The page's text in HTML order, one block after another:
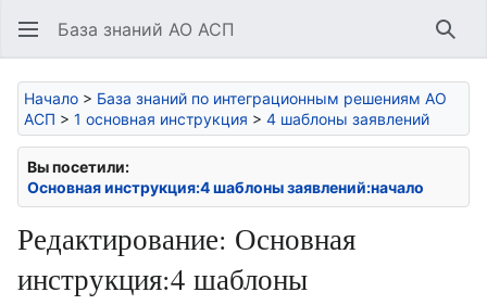
База знаний АО АСП
Начало > База знаний по интеграционным решениям АО
АСП > 1 основная инструкция > 4 шаблоны заявлений
Вы посетили:
Основная инструкция:4 шаблоны заявлений:начало
Редактирование: Основная
инструкция:4 шаблоны